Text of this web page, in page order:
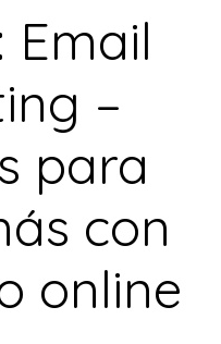
Email
–
para
con
online